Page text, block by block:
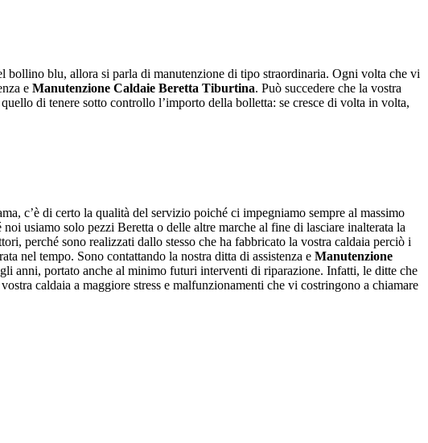
blu, allora si parla di manutenzione di tipo straordinaria. Ogni volta che vi
e Manutenzione Caldaie Beretta Tiburtina. Può succedere che la vostra
di tenere sotto controllo l’importo della bolletta: se cresce di volta in volta,
c’è di certo la qualità del servizio poiché ci impegniamo sempre al massimo
usiamo solo pezzi Beretta o delle altre marche al fine di lasciare inalterata la
perché sono realizzati dallo stesso che ha fabbricato la vostra caldaia perciò i
nel tempo. Sono contattando la nostra ditta di assistenza e Manutenzione
anni, portato anche al minimo futuri interventi di riparazione. Infatti, le ditte che
caldaia a maggiore stress e malfunzionamenti che vi costringono a chiamare